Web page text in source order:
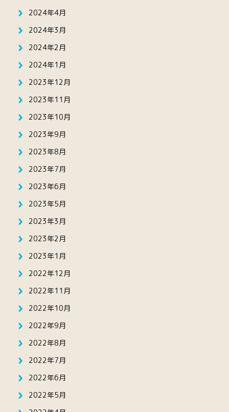
2024年4月
2024年3月
2024年2月
2024年1月
2023年12月
2023年11月
2023年10月
2023年9月
2023年8月
2023年7月
2023年6月
2023年5月
2023年3月
2023年2月
2023年1月
2022年12月
2022年11月
2022年10月
2022年9月
2022年8月
2022年7月
2022年6月
2022年5月